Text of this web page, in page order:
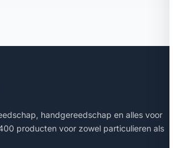
handgereedschap en alles voor
producten voor zowel particulieren als